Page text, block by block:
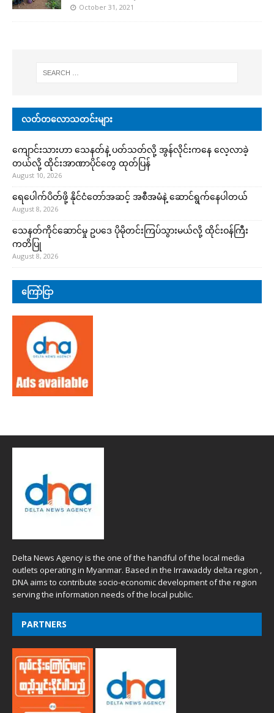
October 31, 2021
လတ်တလောသတင်းများ
ကျောင်းသားဟာ သေနတ်နဲ့ ပတ်သတ်လို့ အွန်လိုင်းကနေ လေ့လာခဲ့
တယ်လို့ ထိုင်းအာဏာပိုင်တွေ ထုတ်ပြန်
August 10, 2026
ရေပေါက်ပိတ်ဖို့ နိုင်ငံတော်အဆင့် အစီအမံနဲ့ ဆောင်ရွက်နေပါတယ်
August 8, 2026
သေနတ်ကိုင်ဆောင်မှု ဥပဒေ ပိုမိုတင်းကြပ်သွားမယ်လို့ ထိုင်းဝန်ကြီး
ကတိပြု
August 8, 2026
ကြော်ငြာ
Delta News Agency is the one of the handful of the local media
outlets operating in Myanmar. Based in the Irrawaddy delta region ,
DNA aims to contribute socio-economic development of the region
serving the information needs of the local public.
PARTNERS